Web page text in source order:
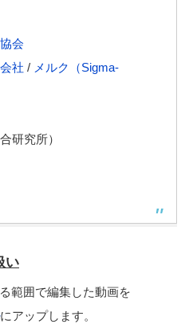
会
社 / メルク（Sigma-
研究所）
い
範囲で編集した動画を
にアップします。